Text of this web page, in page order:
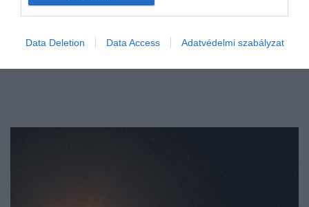
Data Deletion Data Access Adatvédelmi szabályzat